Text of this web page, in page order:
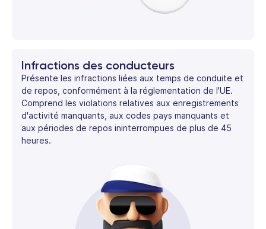
Infractions des conducteurs
Présente les infractions liées aux temps de conduite et
de repos, conformément à la réglementation de l'UE.
Comprend les violations relatives aux enregistrements
d'activité manquants, aux codes pays manquants et
aux périodes de repos ininterrompues de plus de 45
heures.